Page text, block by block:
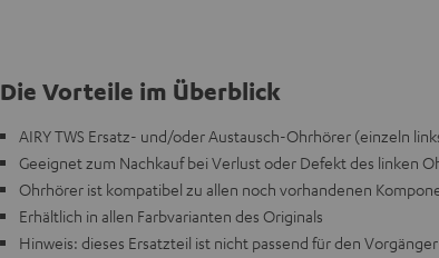
Die Vorteile im Überblick
AIRY TWS Ersatz- und/oder Austausch-Ohrhörer (einzeln
Geeignet zum Nachkauf bei Verlust oder Defekt des linken
Ohrhörer ist kompatibel zu allen noch vorhandenen
Erhältlich in allen Farbvarianten des Originals
Hinweis: dieses Ersatzteil ist nicht passend für den Vorgänger